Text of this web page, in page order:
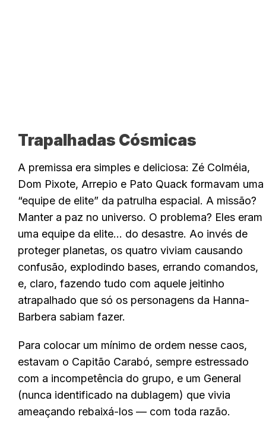
Trapalhadas Cósmicas
A premissa era simples e deliciosa: Zé Colméia,
Dom Pixote, Arrepio e Pato Quack formavam uma
“equipe de elite” da patrulha espacial. A missão?
Manter a paz no universo. O problema? Eles eram
uma equipe da elite… do desastre. Ao invés de
proteger planetas, os quatro viviam causando
confusão, explodindo bases, errando comandos,
e, claro, fazendo tudo com aquele jeitinho
atrapalhado que só os personagens da Hanna-
Barbera sabiam fazer.
Para colocar um mínimo de ordem nesse caos,
estavam o Capitão Carabó, sempre estressado
com a incompetência do grupo, e um General
(nunca identificado na dublagem) que vivia
ameaçando rebaixá-los — com toda razão.